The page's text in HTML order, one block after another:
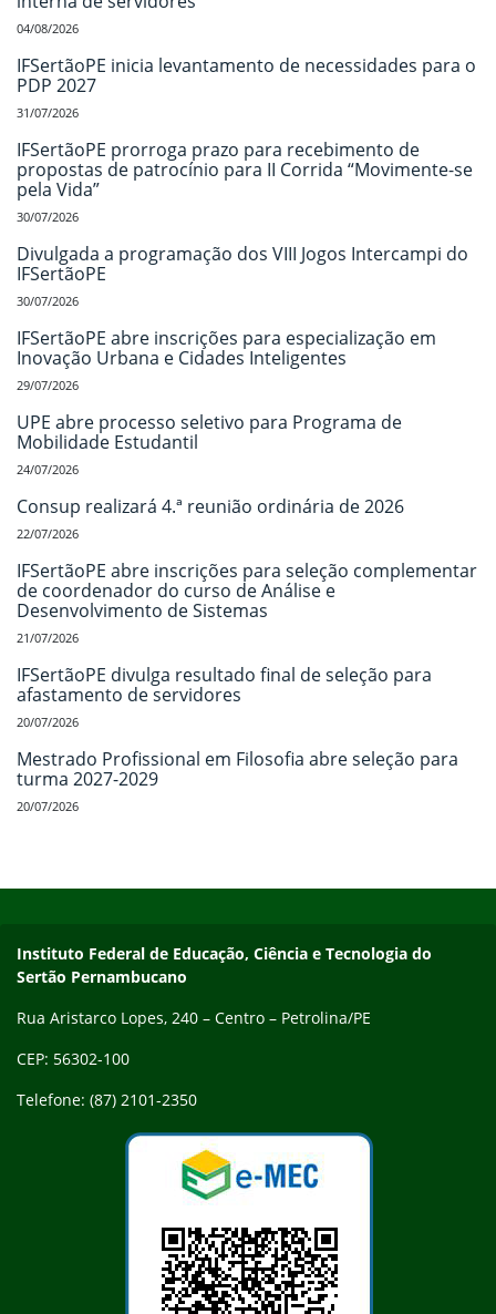
04/08/2026
IFSertãoPE inicia levantamento de necessidades para o
PDP 2027
31/07/2026
IFSertãoPE prorroga prazo para recebimento de
propostas de patrocínio para II Corrida “Movimente-se
pela Vida”
30/07/2026
Divulgada a programação dos VIII Jogos Intercampi do
IFSertãoPE
30/07/2026
IFSertãoPE abre inscrições para especialização em
Inovação Urbana e Cidades Inteligentes
29/07/2026
UPE abre processo seletivo para Programa de
Mobilidade Estudantil
24/07/2026
Consup realizará 4.ª reunião ordinária de 2026
22/07/2026
IFSertãoPE abre inscrições para seleção complementar
de coordenador do curso de Análise e
Desenvolvimento de Sistemas
21/07/2026
IFSertãoPE divulga resultado final de seleção para
afastamento de servidores
20/07/2026
Mestrado Profissional em Filosofia abre seleção para
turma 2027-2029
20/07/2026
Endereço
Instituto Federal de Educação, Ciência e Tecnologia do
Sertão Pernambucano
Rua Aristarco Lopes, 240 – Centro – Petrolina/PE
CEP: 56302-100
Telefone: (87) 2101-2350